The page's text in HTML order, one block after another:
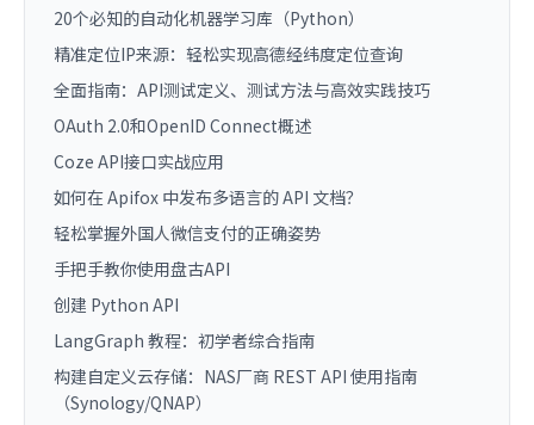
20个必知的自动化机器学习库（Python）
精准定位IP来源：轻松实现高德经纬度定位查询
全面指南：API测试定义、测试方法与高效实践技巧
OAuth 2.0和OpenID Connect概述
Coze API接口实战应用
如何在 Apifox 中发布多语言的 API 文档？
轻松掌握外国人微信支付的正确姿势
手把手教你使用盘古API
创建 Python API
LangGraph 教程：初学者综合指南
构建自定义云存储：NAS厂商 REST API 使用指南
（Synology/QNAP）